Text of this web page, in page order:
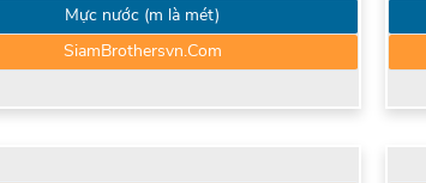
Mực nước (m là mét)
SiamBrothersvn.Com